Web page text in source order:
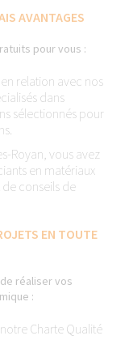
AVANTAGES
pour vous :
relation avec nos
dans
sélectionnés pour
Royan, vous avez
en matériaux
conseils de
EN TOUTE
réaliser vos
:
Charte Qualité